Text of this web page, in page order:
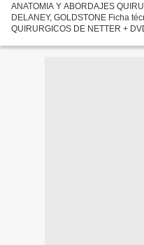
ANATOMIA Y ABORDAJES
DELANEY, GOLDSTONE Ficha
QUIRURGICOS DE NETTER +
9789588871479 Editorial:...